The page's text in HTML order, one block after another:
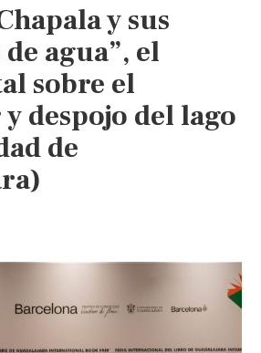
reservas
de
agua
para
unos
insaciable
EE.UU.)
y sus
agua”, el
sobre el
despojo del lago
de